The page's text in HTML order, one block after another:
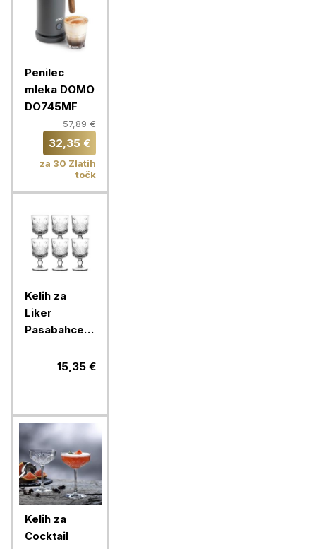
Penilec
mleka DOMO
DO745MF
57,89 €
32,35 €
za 30 Zlatih
točk
Kelih za
Liker
Pasabahce
ml, 6 kos,15,35 €
Kelih za
Cocktail